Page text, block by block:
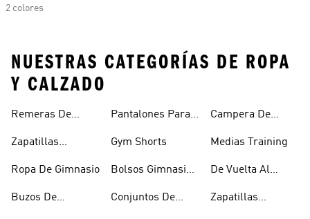
2 colores
NUESTRAS CATEGORÍAS DE ROPA
Y CALZADO
Remeras De
Zapatillas
Ropa De Gimnasio
Buzos De
Pantalones Para
Gym Shorts
Bolsos Gimnasio
Conjuntos De
Campera De
Medias Training
De Vuelta Al
Zapatillas